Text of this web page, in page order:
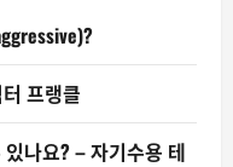
프랭클
나요? – 자기수용 테